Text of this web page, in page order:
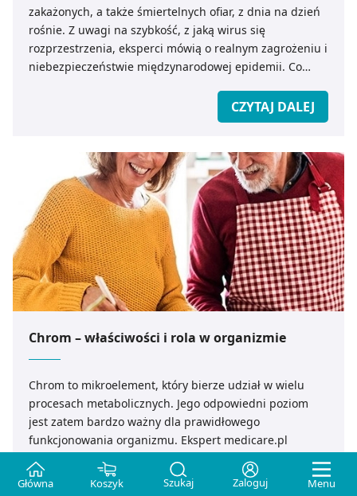
Główna Koszyk Szukaj Zaloguj Menu
zakażonych, a także śmiertelnych ofiar, z dnia na dzień
rośnie. Z uwagi na szybkość, z jaką wirus się
rozprzestrzenia, eksperci mówią o realnym zagrożeniu i
niebezpieczeństwie międzynarodowej epidemii. Co
CZYTAJ DALEJ
Chrom – właściwości i rola w organizmie
Chrom to mikroelement, który bierze udział w wielu
procesach metabolicznych. Jego odpowiedni poziom
jest zatem bardzo ważny dla prawidłowego
funkcjonowania organizmu. Ekspert medicare.pl
podpowiada co jeść, aby utrzymać prawidłowe stężenie
chromu we krwi.